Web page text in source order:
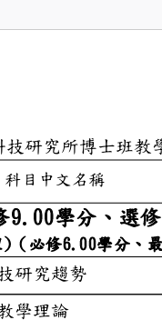
播科技研
科目中文名稱
必修
礎學理)（
技研究趨勢
教學理論